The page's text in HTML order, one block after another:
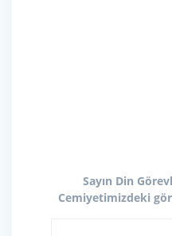
Sayın Din
Cemiyetimizdeki